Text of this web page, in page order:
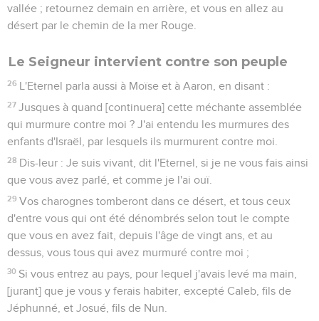
vallée ; retournez demain en arrière, et vous en allez au
désert par le chemin de la mer Rouge.
Le Seigneur intervient contre son peuple
26 L'Eternel parla aussi à Moïse et à Aaron, en disant :
27 Jusques à quand [continuera] cette méchante assemblée
qui murmure contre moi ? J'ai entendu les murmures des
enfants d'Israël, par lesquels ils murmurent contre moi.
28 Dis-leur : Je suis vivant, dit l'Eternel, si je ne vous fais ainsi
que vous avez parlé, et comme je l'ai ouï.
29 Vos charognes tomberont dans ce désert, et tous ceux
d'entre vous qui ont été dénombrés selon tout le compte
que vous en avez fait, depuis l'âge de vingt ans, et au
dessus, vous tous qui avez murmuré contre moi ;
30 Si vous entrez au pays, pour lequel j'avais levé ma main,
[jurant] que je vous y ferais habiter, excepté Caleb, fils de
Jéphunné, et Josué, fils de Nun.